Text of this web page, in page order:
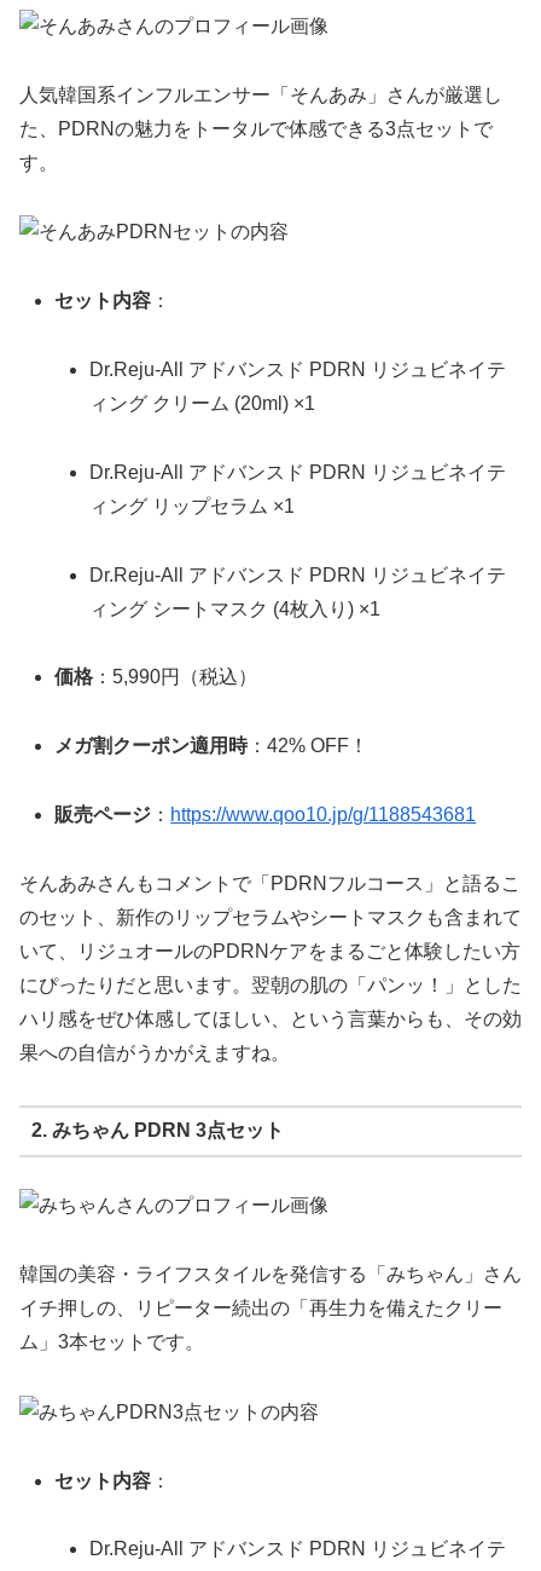
人気韓国系インフルエンサー「そんあみ」さんが厳選し
た、PDRNの魅力をトータルで体感できる3点セットで
す。
セット内容 ：
Dr.Reju-All アドバンスド PDRN リジュビネイテ
ィング クリーム (20ml) ×1
Dr.Reju-All アドバンスド PDRN リジュビネイテ
ィング リップセラム ×1
Dr.Reju-All アドバンスド PDRN リジュビネイテ
ィング シートマスク (4枚入り) ×1
価格 ：5,990円（税込）
メガ割クーポン適用時：42% OFF！
販売ページ ： https://www.qoo10.jp/g/1188543681
そんあみさんもコメントで「PDRNフルコース」と語るこ
のセット、新作のリップセラムやシートマスクも含まれて
いて、リジュオールのPDRNケアをまるごと体験したい方
にぴったりだと思います。翌朝の肌の「パンッ！」とした
ハリ感をぜひ体感してほしい、という言葉からも、その効
果への自信がうかがえますね。
2. みちゃん PDRN 3点セット
韓国の美容・ライフスタイルを発信する「みちゃん」さん
イチ押しの、リピーター続出の「再生力を備えたクリー
ム」3本セットです。
セット内容 ：
Dr.Reju-All アドバンスド PDRN リジュビネイテ